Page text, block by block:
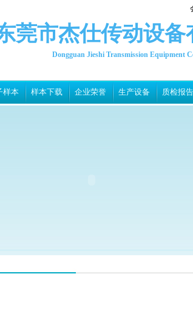
莞市杰仕传动设备
Dongguan Jieshi Transmission Equipment
样本 样本下载 企业荣誉 生产设备 质检报告